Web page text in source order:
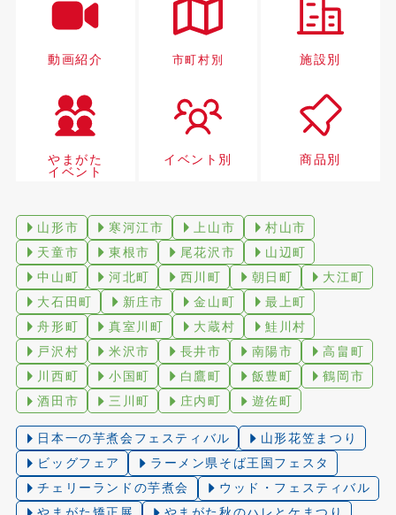
動画紹介 市町村別 施設別
やまがた
イベント
イベント別 商品別
山形市 寒河江市 上山市
村山市
天童市
東根市 尾花沢市
山辺町
中山町
河北町 西川町 朝日町
大江町
大石田町
新庄市 金山町
最上町
舟形町
真室川町 大蔵村
鮭川村
戸沢村
米沢市 長井市 南陽市
高畠町
川西町
小国町 白鷹町 飯豊町
鶴岡市
酒田市
三川町 庄内町 遊佐町
日本一の芋煮会フェスティバル
山形花笠まつり
ビッグフェア
ラーメン県そば王国フェスタ
チェリーランドの芋煮会
ウッド・フェスティバル